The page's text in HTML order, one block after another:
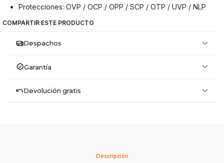
Protecciones: OVP / OCP / OPP / SCP / OTP / UVP / NLP
COMPARTIR ESTE PRODUCTO
Despachos
Garantía
Devolución gratis
Descripción